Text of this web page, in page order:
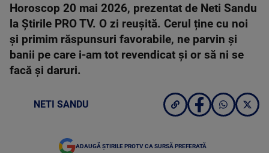
Horoscop 20 mai 2026, prezentat de Neti Sandu
la Știrile PRO TV. O zi reușită. Cerul ține cu noi
și primim răspunsuri favorabile, ne parvin și
banii pe care i-am tot revendicat și or să ni se
facă și daruri.
NETI SANDU
ADAUGĂ ȘTIRILE PROTV CA SURSĂ PREFERATĂ